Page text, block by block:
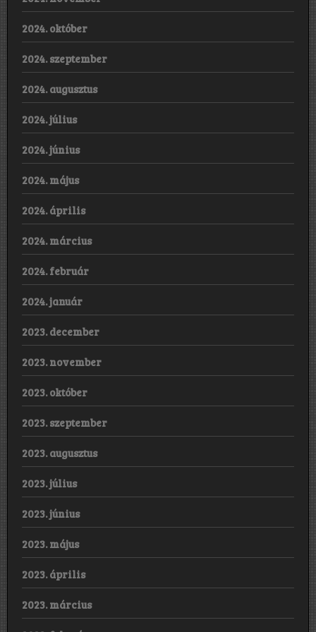
2024. október
2024. szeptember
2024. augusztus
2024. július
2024. június
2024. május
2024. április
2024. március
2024. február
2024. január
2023. december
2023. november
2023. október
2023. szeptember
2023. augusztus
2023. július
2023. június
2023. május
2023. április
2023. március